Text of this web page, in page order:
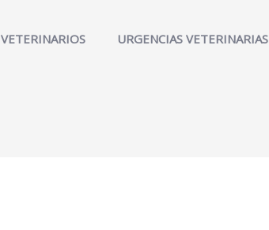
VETERINARIOS URGENCIAS VETERINARIAS